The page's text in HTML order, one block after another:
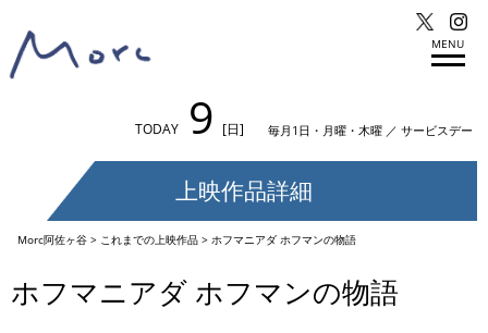
MENU
TODAY 9 [日] 毎月1日・月曜・木曜 ／ サービスデー
上映作品詳細
Morc阿佐ヶ谷> これまでの上映作品> ホフマニアダ ホフマンの物語
ホフマニアダ ホフマンの物語